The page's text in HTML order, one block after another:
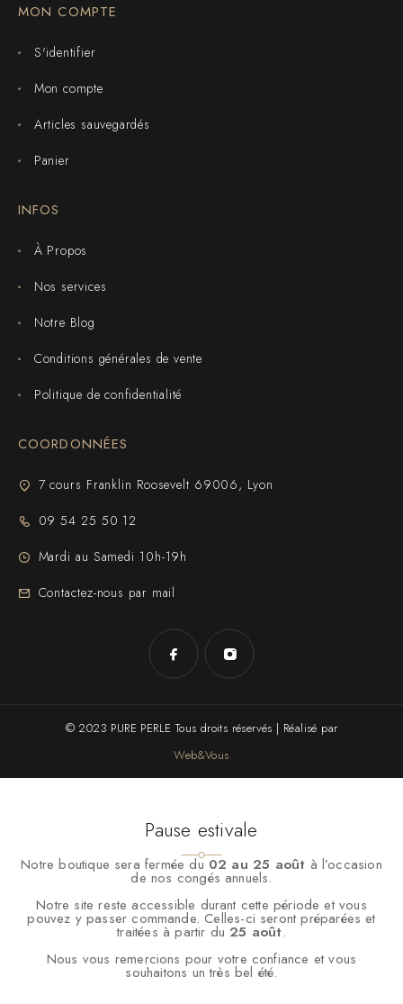
MON COMPTE
S'identifier
Mon compte
Articles sauvegardés
Panier
INFOS
À Propos
Nos services
Notre Blog
Conditions générales de vente
Politique de confidentialité
COORDONNÉES
7 cours Franklin Roosevelt 69006, Lyon
09 54 25 50 12
Mardi au Samedi 10h-19h
Contactez-nous par mail
© 2023 PURE PERLE Tous droits réservés | Réalisé par
Web&Vous
Pause estivale
Notre boutique sera fermée du 02 au 25 août à l’occasion
de nos congés annuels.
Notre site reste accessible durant cette période et vous
pouvez y passer commande. Celles-ci seront préparées et
traitées à partir du 25 août.
Nous vous remercions pour votre confiance et vous
souhaitons un très bel été.